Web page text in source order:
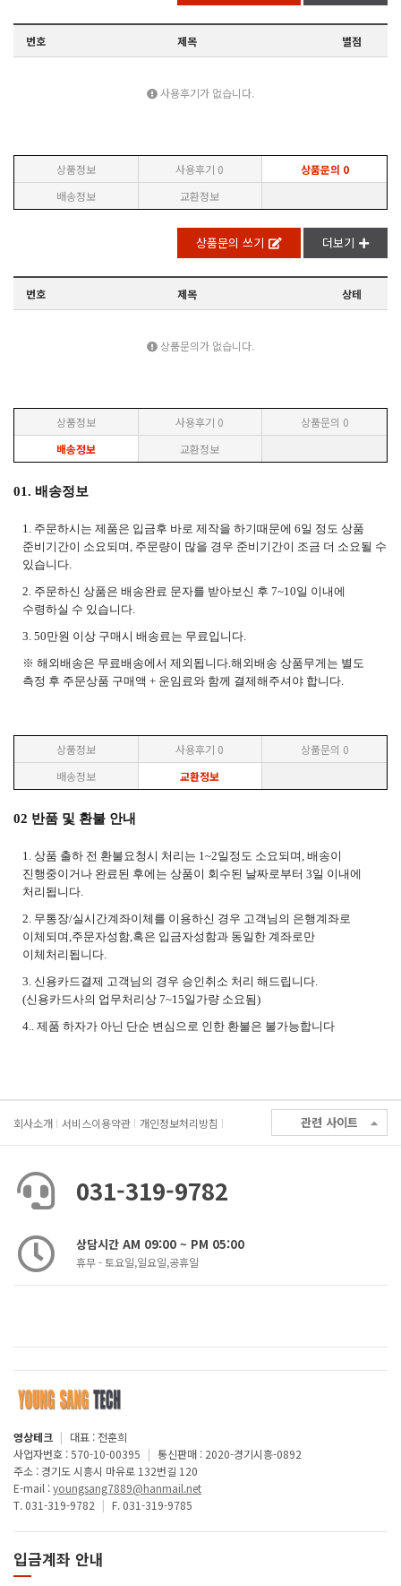
번호 제목 별점
사용후기가 없습니다.
상품정보 사용후기 0 상품문의 0
배송정보
교환정보
상품문의 쓰기 더보기
번호 제목 상테
상품문의가 없습니다.
상품정보 사용후기 0 상품문의 0
배송정보
교환정보
01. 배송정보
1. 주문하시는 제품은 입금후 바로 제작을 하기때문에 6일 정도 상품
준비기간이 소요되며, 주문량이 많을 경우 준비기간이 조금 더 소요될 수
있습니다.
2. 주문하신 상품은 배송완료 문자를 받아보신 후 7~10일 이내에
수령하실 수 있습니다.
3. 50만원 이상 구매시 배송료는 무료입니다.
※ 해외배송은 무료배송에서 제외됩니다.해외배송 상품무게는 별도
측정 후 주문상품 구매액 + 운임료와 함께 결제해주셔야 합니다.
상품정보 사용후기 0 상품문의 0
배송정보
교환정보
02 반품 및 환불 안내
1. 상품 출하 전 환불요청시 처리는 1~2일정도 소요되며, 배송이
진행중이거나 완료된 후에는 상품이 회수된 날짜로부터 3일 이내에
처리됩니다.
2. 무통장/실시간계좌이체를 이용하신 경우 고객님의 은행계좌로
이체되며,주문자성함,혹은 입금자성함과 동일한 계좌로만
이체처리됩니다.
3. 신용카드결제 고객님의 경우 승인취소 처리 해드립니다.
(신용카드사의 업무처리상 7~15일가량 소요됨)
4.. 제품 하자가 아닌 단순 변심으로 인한 환불은 불가능합니다
회사소개 서비스이용약관 개인정보처리방침 관련 사이트
031-319-9782
상담시간 AM 09:00 ~ PM 05:00
휴무 - 토요일,일요일,공휴일
영상테크 | 대표 : 전훈희
사업자번호 : 570-10-00395 | 통신판매 : 2020-경기시흥-0892
주소 : 경기도 시흥시 마유로 132번길 120
E-mail :youngsang7889@hanmail.net
T. 031-319-9782 | F. 031-319-9785
입금계좌 안내